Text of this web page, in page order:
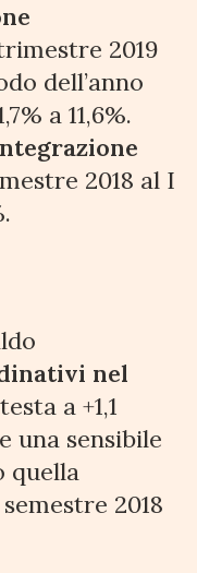
2019
dell’anno
a 11,6%.
2018 al I
nel
a +1,1
una sensibile
quella
2018